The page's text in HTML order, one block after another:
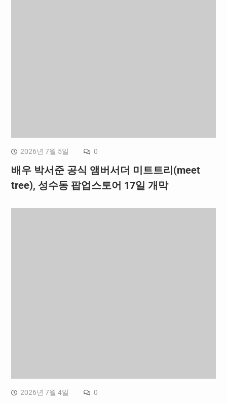
2026년 7월 5일 0
배우 박서준 공식 앰버서더 미트트리(meet
tree), 성수동 팝업스토어 17일 개막
2026년 7월 4일 0